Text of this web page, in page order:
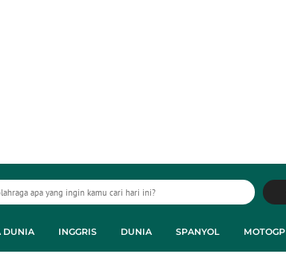
DUNIA INGGRIS DUNIA SPANYOL MOTOGP